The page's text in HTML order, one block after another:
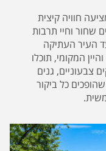
חוויה קיצית
שחור וחיי תרבות
העיר העתיקה
המקומי, תוכלו
צבעוניים, גנים
כל ביקור